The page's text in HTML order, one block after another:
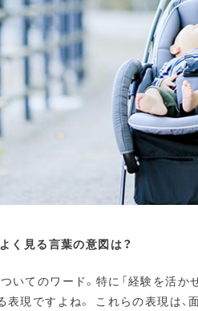
よく見る言葉の意図は？
てのワード。特に「経験を活か
表現ですよね。 これらの表現は